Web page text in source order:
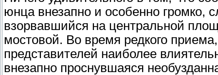
юнца внезапно и особенно громко,
взорвавшийся на центральной
мостовой. Во время редкого
представителей наиболее
внезапно проснувшаяся